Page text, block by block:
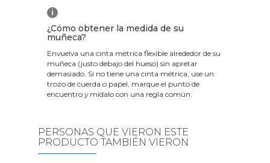
i
¿Cómo obtener la medida de su
muñeca?
Envuelva una cinta métrica flexible alrededor de su
muñeca (justo debajo del hueso) sin apretar
demasiado. Si no tiene una cinta métrica, use un
trozo de cuerda o papel, marque el punto de
encuentro y mídalo con una regla común.
PERSONAS QUE VIERON ESTE
PRODUCTO TAMBIÉN VIERON